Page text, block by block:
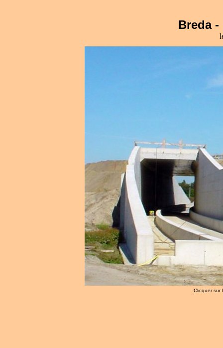
Breda
Clicquer sur